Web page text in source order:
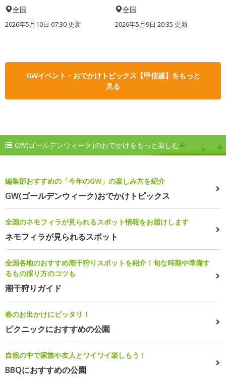
全国
2026年5月10日 07:30 更新
全国
2026年5月9日 20:35 更新
GWイベント・おでかけトピックス【甲信越】をもっと
見る
GW(ゴールデンウィーク)のおでかけをもっと楽しむ
編集部おすすめの「今年のGW」の楽しみ方を紹介
GW(ゴールデンウィーク)おでかけトピックス
全国のネモフィラが見られるスポット情報をお届けします
ネモフィラが見られるスポット
全国各地のおすすめ潮干狩りスポットを紹介！旬な時期や準備す
るもの採り方のコツも
潮干狩りガイド
春のお出かけにピッタリ！
ピクニックにおすすめの公園
自然の中で家族や友人とワイワイ楽しもう！
BBQにおすすめの公園